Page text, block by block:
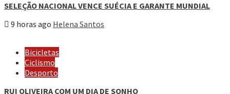
SELEÇÃO NACIONAL VENCE SUÉCIA E GARANTE MUNDIAL
9 horas ago Helena Santos
Bicicletas
Ciclismo
Desporto
RUI OLIVEIRA COM UM DIA DE SONHO